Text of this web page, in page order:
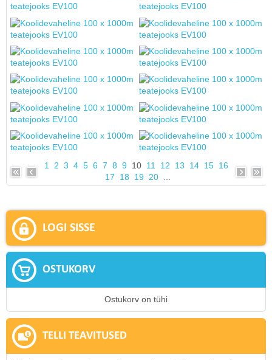
1 2 3 4 5 6 7 8 9 10 11 12 13 14 15 16
17
18 19 20...
LOGI SISSE
OSTUKORV
Ostukorv on tühi
TELLI TEAVITUSED